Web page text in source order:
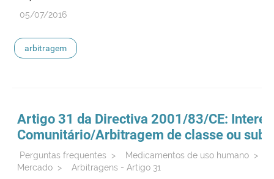
05/07/2016
arbitragem
Artigo 31 da Directiva 2001/83/CE:
Comunitário/Arbitragem de classe ou
Perguntas frequentes > Medicamentos de uso humano >
Mercado > Arbitragens - Artigo 31